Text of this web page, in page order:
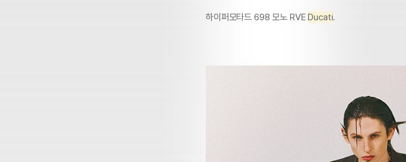
하이퍼모타드 698 모노 RVEDucati.